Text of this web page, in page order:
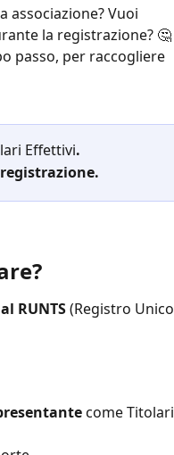
associazione? Vuoi
la registrazione? 🤔
passo, per raccogliere
Effettivi.
RUNTS (Registro Unico
come Titolari